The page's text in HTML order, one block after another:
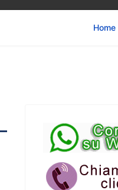
Home